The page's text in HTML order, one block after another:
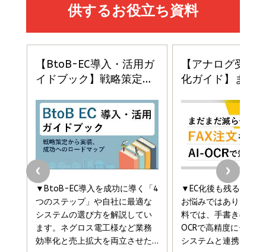
小さな会社は戦略が9割
ドリルを売るには穴を売れ
￥1,815
Brand Shift(ブランド・シフト): 「信頼」で選ばれ
る時代の成長戦略
￥2,420
マーケティングの真実 P&G・グリコで学んだ失敗
と成長の法則
￥2,200
Amazonランキングをもっと見る
anan(アンアン)2026/06/24号 No.2500増刊
スペシャルエディション[王道エンタメの矜持／
￥1,100
anan(アンアン)2026/07/08号 No.2502[2026
年後半、あなたの恋と運命／山田涼介]
￥880
ママ投資家が育休中に１億貯めた株式投資
￥1,870
組織の成果を最大化する ルールのデザイン
￥1,980
Amazonランキングをもっと見る
イシューからはじめよ［改訂版］――知的生産の「シンプ
ルな本質」
￥2,200
経営メモ 16年の起業家人生で得た知見
￥2,750
影響力の武器［新版］：人を動かす七つの原理
￥3,190
フィードバック経営 「沈黙の組織」から「高め合う
組織」へ
Amazonランキングをもっと見る